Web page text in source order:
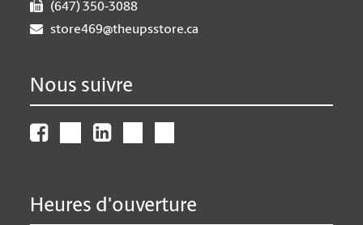
(647) 350-3088
store469@theupsstore.ca
Nous suivre
Heures d'ouverture